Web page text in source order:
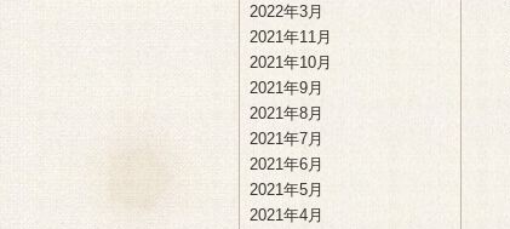
2022年3月
2021年11月
2021年10月
2021年9月
2021年8月
2021年7月
2021年6月
2021年5月
2021年4月